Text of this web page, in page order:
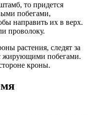
то придется
побегами,
направить их в верх.
проволоку.
растения, следят за
жирующими побегами.
кроны.